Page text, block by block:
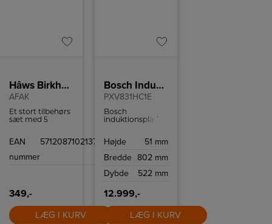
Hâws Birkholm Airfryer Tilbehørssæt
AFAK
Et stort tilbehørs
sæt med 5
airfryeren.
EAN
nummer
5712087102137
349,-
LÆG I KURV
Bosch Induktionskogeplade
PXV831HC1E
Bosch
induktionsplade
Home Connect.
Højde
51 mm
Bredde 802 mm
Dybde
522 mm
12.999,-
LÆG I KURV